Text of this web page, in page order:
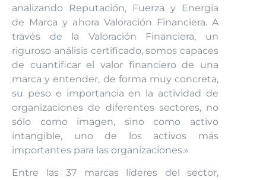
analizando Reputación, Fuerza y Energía
de Marca y ahora Valoración Financiera. A
través de la Valoración Financiera, un
riguroso análisis certificado, somos capaces
de cuantificar el valor financiero de una
marca y entender, de forma muy concreta,
su peso e importancia en la actividad de
organizaciones de diferentes sectores, no
sólo como imagen, sino como activo
intangible, uno de los activos más
importantes para las organizaciones.»
Entre las 37 marcas líderes del sector,